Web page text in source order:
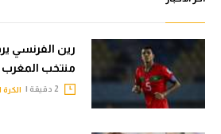
رين الفرنسي
منتخب المغرب
الكرة